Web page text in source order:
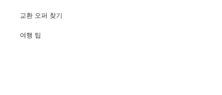
교환 오퍼 찾기
여행 팁